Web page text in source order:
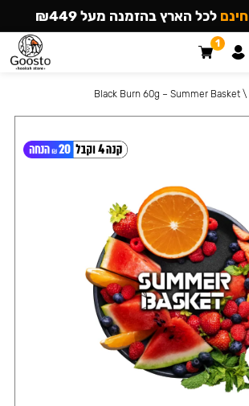
\
Black Burn 60g – Summer Basket
חינם לכל הארץ בהזמנה מעל ₪449
1